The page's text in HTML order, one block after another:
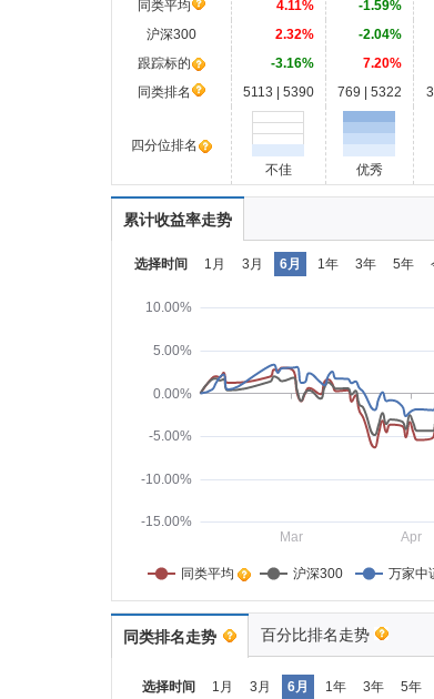
同类平均
4.11% -1.59%
沪深300
2.32% -2.04%
跟踪标的
-3.16% 7.20%
同类排名
5113 | 5390 769 | 5322
四分位排名
不佳
优秀
累计收益率走势
选择时间 1月 3月 6月 1年 3年 5年
-15.00%
-10.00%
-5.00%
0.00%
5.00%
10.00%
Mar Apr
同类平均 沪深300 万家中
同类排名走势 百分比排名走势
选择时间 1月 3月 6月 1年 3年 5年